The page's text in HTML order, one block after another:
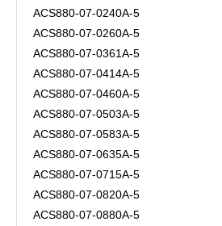
ACS880-07-0240A-5
ACS880-07-0260A-5
ACS880-07-0361A-5
ACS880-07-0414A-5
ACS880-07-0460A-5
ACS880-07-0503A-5
ACS880-07-0583A-5
ACS880-07-0635A-5
ACS880-07-0715A-5
ACS880-07-0820A-5
ACS880-07-0880A-5